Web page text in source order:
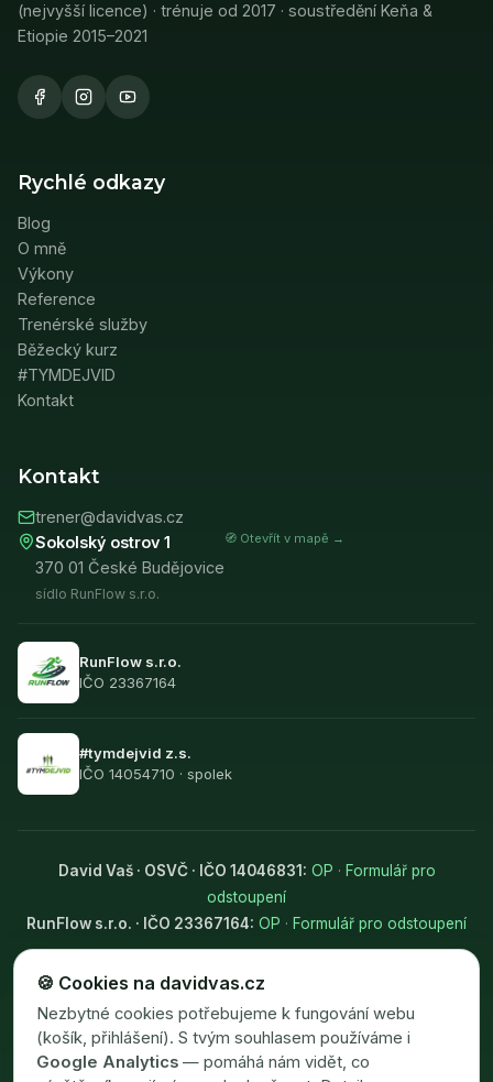
(nejvyšší licence) · trénuje od 2017 · soustředění Keňa &
Etiopie 2015–2021
Rychlé odkazy
Blog
O mně
Výkony
Reference
Trenérské služby
Běžecký kurz
#TYMDEJVID
Kontakt
Kontakt
trener@davidvas.cz
Sokolský ostrov 1
370 01 České Budějovice
sídlo RunFlow s.r.o.
🧭 Otevřít v mapě →
RunFlow s.r.o.
IČO 23367164
#tymdejvid z.s.
IČO 14054710 · spolek
David Vaš · OSVČ · IČO 14046831: OP · Formulář pro
odstoupení
RunFlow s.r.o. · IČO 23367164: OP · Formulář pro odstoupení
Nastavení cookies
🍪 Cookies na davidvas.cz
Nezbytné cookies potřebujeme k fungování webu
(košík, přihlášení). S tvým souhlasem používáme i
Google Analytics — pomáhá nám vidět, co